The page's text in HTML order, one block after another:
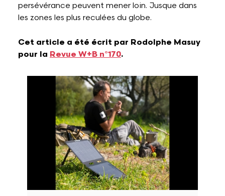
persévérance peuvent mener loin. Jusque dans
les zones les plus reculées du globe.
Cet article a été écrit par Rodolphe Masuy
pour la Revue W+B n°170.